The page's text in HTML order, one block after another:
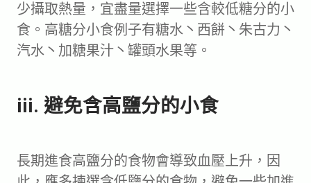
少攝取熱量，宜盡量選擇一些含較低糖分的小
食。高糖分小食例子有糖水丶西餅丶朱古力丶
汽水丶加糖果汁丶罐頭水果等。
iii. 避免含高鹽分的小食
長期進食高鹽分的食物會導致血壓上升，因